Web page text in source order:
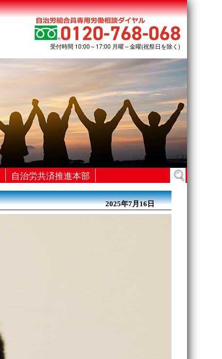
受付時間 10:00～17:00 月曜～金曜(祝祭日を除く)
自治労共済推進本部
検
索:
2025年7月16日